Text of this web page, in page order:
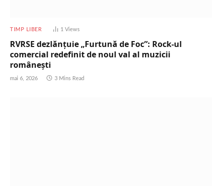
TIMP LIBER 1 Views
RVRSE dezlănțuie „Furtună de Foc”: Rock-ul
comercial redefinit de noul val al muzicii
românești
mai 6, 2026 3 Mins Read